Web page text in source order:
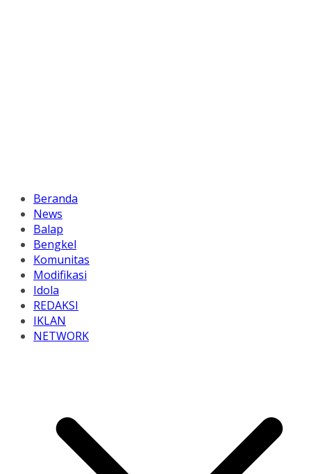
Beranda
News
Balap
Bengkel
Komunitas
Modifikasi
Idola
REDAKSI
IKLAN
NETWORK